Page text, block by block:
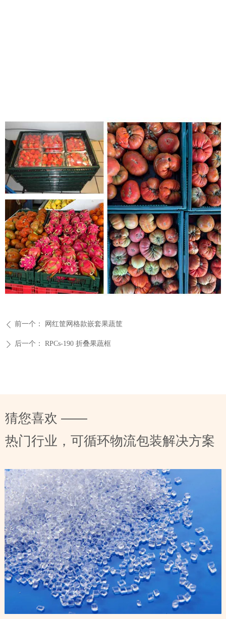
ꄴ 前一个： 网红筐网格款嵌套果蔬筐
ꄲ 后一个： RPCs-190 折叠果蔬框
猜您喜欢 ——
热门行业，可循环物流包装解决方案